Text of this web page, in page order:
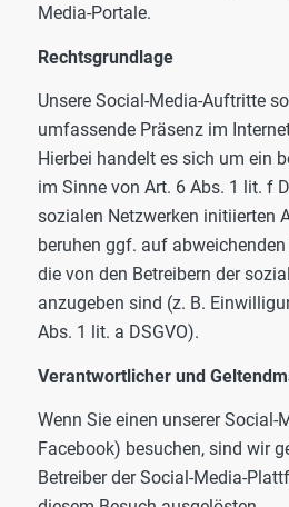
Media-Portale.
Rechtsgrundlage
Unsere Social-Media-Auftritte
umfassende Präsenz im
Hierbei handelt es sich um ein
im Sinne von Art. 6 Abs. 1 lit. f
sozialen Netzwerken initiierten
beruhen ggf. auf
die von den Betreibern der
anzugeben sind (z. B.
Abs. 1 lit. a DSGVO).
Verantwortlicher und
Wenn Sie einen unserer Social-
Facebook) besuchen, sind wir
Betreiber der Social-Media-